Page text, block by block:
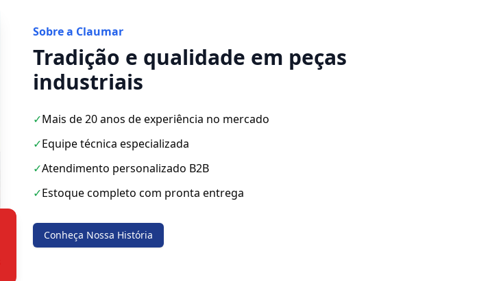
Sobre a Claumar
Tradição e qualidade em peças
industriais
✓Mais de 20 anos de experiência no mercado
✓Equipe técnica especializada
✓Atendimento personalizado B2B
✓Estoque completo com pronta entrega
Conheça Nossa História